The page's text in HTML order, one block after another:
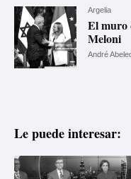
Argelia
El muro
Meloni
André
Le puede interesar: